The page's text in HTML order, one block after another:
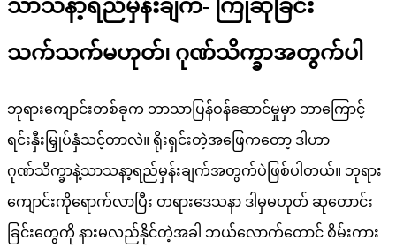
သာသနာ့ရည်မှန်းချက်- ကြိုဆိုခြင်း
သက်သက်မဟုတ်၊ ဂုဏ်သိက္ခာအတွက်ပါ
ဘုရားကျောင်းတစ်ခုက ဘာသာပြန်ဝန်ဆောင်မှုမှာ ဘာကြောင့်
ရင်းနှီးမြှုပ်နှံသင့်တာလဲ။ ရိုးရှင်းတဲ့အဖြေကတော့ ဒါဟာ
ဂုဏ်သိက္ခာနဲ့သာသနာ့ရည်မှန်းချက်အတွက်ပဲဖြစ်ပါတယ်။ ဘုရား
ကျောင်းကိုရောက်လာပြီး တရားဒေသနာ ဒါမှမဟုတ် ဆုတောင်း
ခြင်းတွေကို နားမလည်နိုင်တဲ့အခါ ဘယ်လောက်တောင် စိမ်းကား